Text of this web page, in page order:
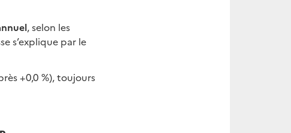
, selon les
s’explique par le
+0,0 %), toujours